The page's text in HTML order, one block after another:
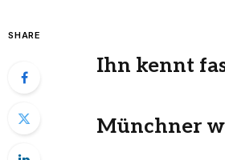
SHARE
Ihn kennt
Münchner